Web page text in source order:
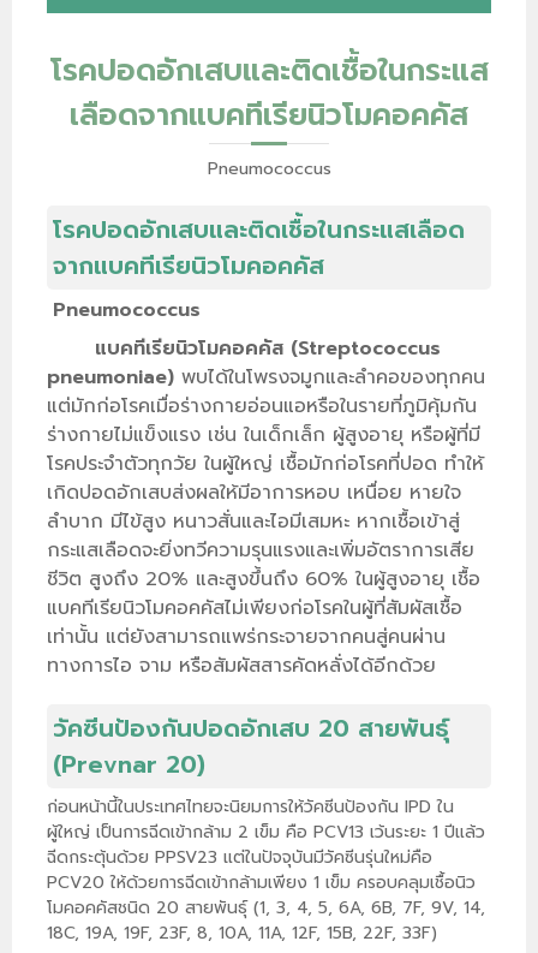
โรคปอดอักเสบและติดเชื้อในกระแส
เลือดจากแบคทีเรียนิวโมคอคคัส
Pneumococcus
โรคปอดอักเสบและติดเชื้อในกระแสเลือด
จากแบคทีเรียนิวโมคอคคัส
Pneumococcus
แบคทีเรียนิวโมคอคคัส (Streptococcus
pneumoniae)พบได้ในโพรงจมูกและลำคอของทุกคน
แต่มักก่อโรคเมื่อร่างกายอ่อนแอหรือในรายที่ภูมิคุ้มกัน
ร่างกายไม่แข็งแรง เช่น ในเด็กเล็ก ผู้สูงอายุ หรือผู้ที่มี
โรคประจำตัวทุกวัย ในผู้ใหญ่ เชื้อมักก่อโรคที่ปอด ทำให้
เกิดปอดอักเสบส่งผลให้มีอาการหอบ เหนื่อย หายใจ
ลำบาก มีไข้สูง หนาวสั่นและไอมีเสมหะ หากเชื้อเข้าสู่
กระแสเลือดจะยิ่งทวีความรุนแรงและเพิ่มอัตราการเสีย
ชีวิต สูงถึง 20% และสูงขึ้นถึง 60% ในผู้สูงอายุ เชื้อ
แบคทีเรียนิวโมคอคคัสไม่เพียงก่อโรคในผู้ที่สัมผัสเชื้อ
เท่านั้น แต่ยังสามารถแพร่กระจายจากคนสู่คนผ่าน
ทางการไอ จาม หรือสัมผัสสารคัดหลั่งได้อีกด้วย
วัคซีนป้องกันปอดอักเสบ 20 สายพันธ์ุ
(Prevnar 20)
ก่อนหน้านี้ในประเทศไทยจะนิยมการให้วัคซีนป้องกัน IPD ใน
ผู้ใหญ่ เป็นการฉีดเข้ากล้าม 2 เข็ม คือ PCV13 เว้นระยะ 1 ปีแล้ว
ฉีดกระตุ้นด้วย PPSV23 แต่ในปัจจุบันมีวัคซีนรุ่นใหม่คือ
PCV20 ให้ด้วยการฉีดเข้ากล้ามเพียง 1 เข็ม ครอบคลุมเชื้อนิว
โมคอคคัสชนิด 20 สายพันธุ์ (1, 3, 4, 5, 6A, 6B, 7F, 9V, 14,
18C, 19A, 19F, 23F, 8, 10A, 11A, 12F, 15B, 22F, 33F)